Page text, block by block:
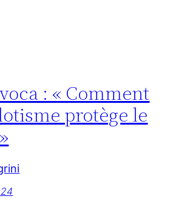
: « Comment
protège le